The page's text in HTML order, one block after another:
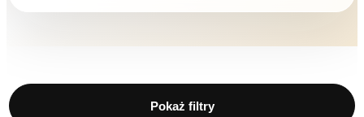
Pokaż filtry